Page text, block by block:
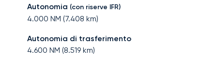
Autonomia (con riserve IFR)
4.000 NM (7.408 km)
Autonomia di trasferimento
4.600 NM (8.519 km)